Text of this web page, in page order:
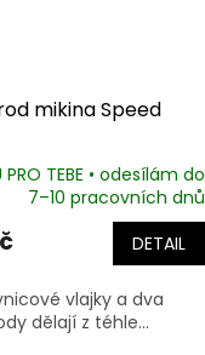
mikina Speed
PRO TEBE • odesílám do
7–10 pracovních dnů
DETAIL
vlajky a dva
dělají z téhle...